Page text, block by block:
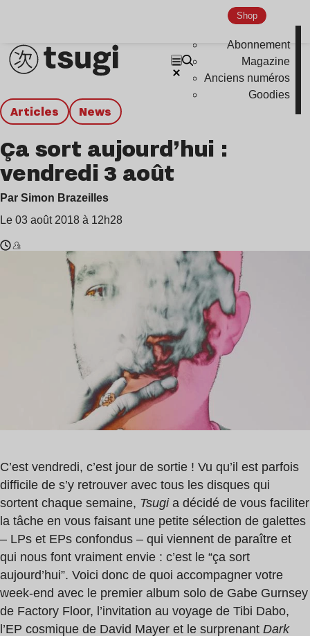
Shop
Abonnement
Magazine
Anciens numéros
Goodies
Articles news
Ça sort aujourd’hui :
vendredi 3 août
Par Simon Brazeilles
Le 03 août 2018 à 12h28
C’est vendredi, c’est jour de sortie ! Vu qu’il est parfois
difficile de s’y retrouver avec tous les disques qui
sortent chaque semaine, Tsugia décidé de vous faciliter
la tâche en vous faisant une petite sélection de galettes
– LPs et EPs confondus – qui viennent de paraître et
qui nous font vraiment envie : c’est le “ça sort
aujourd’hui”. Voici donc de quoi accompagner votre
week-end avec le premier album solo de Gabe Gurnsey
de Factory Floor, l’invitation au voyage de Tibi Dabo,
l’EP cosmique de David Mayer et le surprenant Dark